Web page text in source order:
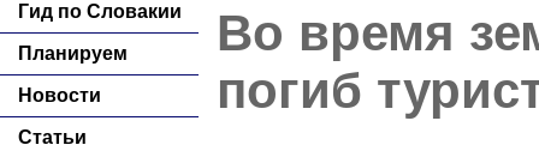
Гид по Словакии
Планируем
Новости
Статьи
Во время
погиб